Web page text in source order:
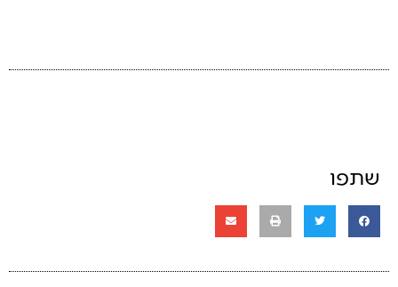
שתפו